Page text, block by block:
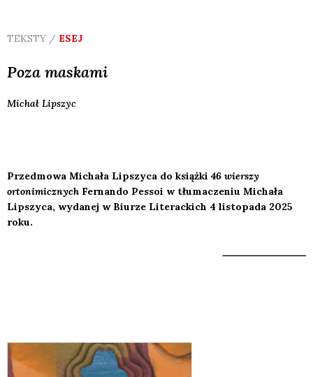
TEKSTY / ESEJ
Poza maskami
Michał Lipszyc
Przedmowa Michała Lipszyca do książki 46 wierszy
ortonimicznych Fernando Pessoi w tłumaczeniu Michała
Lipszyca, wydanej w Biurze Literackich 4 listopada 2025
roku.